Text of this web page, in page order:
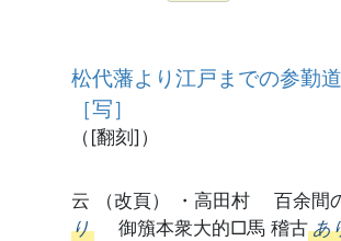
松代藩より江戸までの参勤
［写］
（[翻刻]）
云 （改頁） ・高田村 百余間
り
御籏本衆大的□馬 稽古 あ